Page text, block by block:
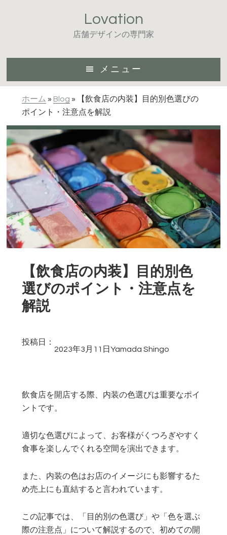
Lovation
店舗デザインの専門家
メニュー
ホーム » Blog »
【飲食店の内装】目的別色選びの
ポイント・注意点を解説
【飲食店の内装】目的別色
選びのポイント・注意点を
解説
投稿日：
2023年3月11日Yamada Shingo
飲食店を開店する際、内装の色選びは重要なポイ
ントです。
適切な色選びによって、お客様がくつろぎやすく
食事を楽しんでくれる空間を演出できます。
また、内装の色はお店のイメージにも影響するた
め売上にも直結すると言われています。
この記事では、「目的別の色選び」や「色を選ぶ
際の注意点」について解説するので、初めての開